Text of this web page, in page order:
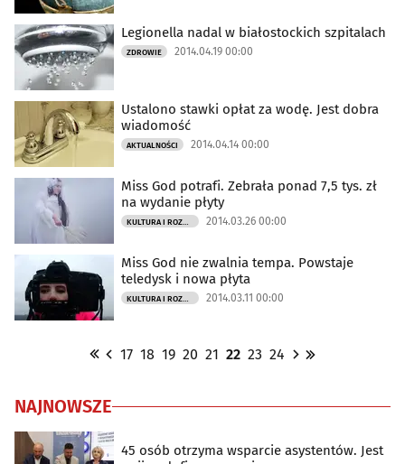
Legionella nadal w białostockich szpitalach
ZDROWIE 2014.04.19 00:00
Ustalono stawki opłat za wodę. Jest dobra
wiadomość
AKTUALNOŚCI 2014.04.14 00:00
Miss God potrafi. Zebrała ponad 7,5 tys. zł
na wydanie płyty
KULTURA I ROZRYWKA 2014.03.26 00:00
Miss God nie zwalnia tempa. Powstaje
teledysk i nowa płyta
KULTURA I ROZRYWKA 2014.03.11 00:00
17 18 19 20 21 22 23 24
NAJNOWSZE
45 osób otrzyma wsparcie asystentów. Jest